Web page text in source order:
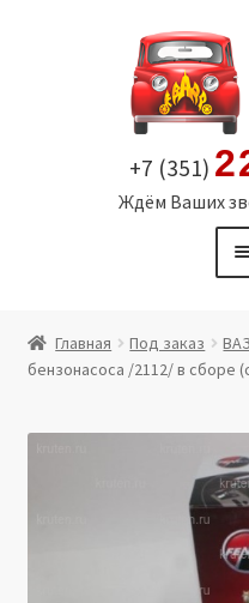
содержимому
+7 (351)
Ждём Ваших
Витрина
Мой аккаунт
Политика в отношении
Главная Под заказ ВАЗ
бензонасоса /2112/ в сборе